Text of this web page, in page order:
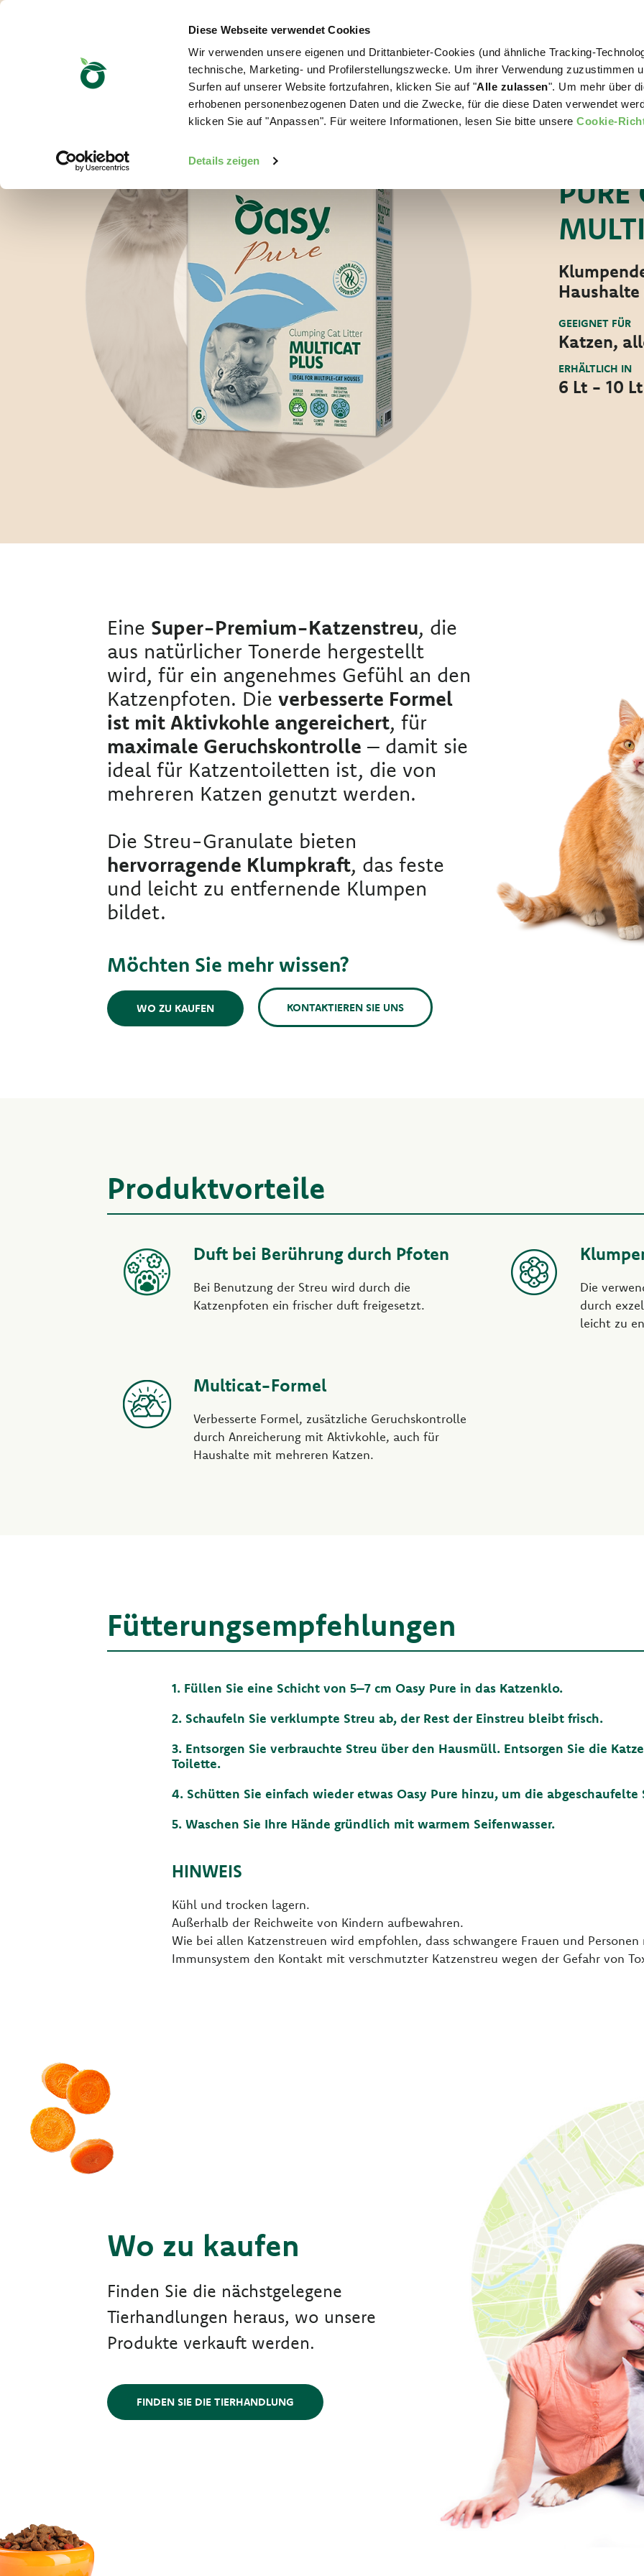
Diese Webseite verwendet Cookies
Wir verwenden unsere eigenen und Drittanbieter-Cookies (und ähnliche Tracking-
technische, Marketing- und Profilerstellungszwecke. Um ihrer Verwendung zuzustimmen
Surfen auf unserer Website fortzufahren, klicken Sie auf "Alle zulassen". Um mehr über
erhobenen personenbezogenen Daten und die Zwecke, für die diese Daten verwendet
klicken Sie auf "Anpassen". Für weitere Informationen, lesen Sie bitte unsereCookie-
Details zeigen
WORLD OF LOVE FÜR IHREN HUND
PURE
GEEIGNET FÜR
Katzen,
ERHÄLTLICH IN
6 Lt - 10 Lt
Eine Super-Premium-Katzenstreu, die
aus natürlicher Tonerde hergestellt
wird, für ein angenehmes Gefühl an den
Katzenpfoten. Dieverbesserte Formel
ist mit Aktivkohle angereichert, für
maximale Geruchskontrolle – damit sie
ideal für Katzentoiletten ist, die von
mehreren Katzen genutzt werden.
Die Streu-Granulate bieten
hervorragende Klumpkraft, das feste
und leicht zu entfernende Klumpen
bildet.
Möchten Sie mehr wissen?
WO ZU KAUFEN KONTAKTIEREN SIE UNS
Produktvorteile
Duft bei Berührung durch Pfoten
Bei Benutzung der Streu wird durch die
Katzenpfoten ein frischer duft freigesetzt.
Die
durch
leicht zu
Multicat-Formel
Verbesserte Formel, zusätzliche Geruchskontrolle
durch Anreicherung mit Aktivkohle, auch für
Haushalte mit mehreren Katzen.
Fütterungsempfehlungen
1. Füllen Sie eine Schicht von 5–7 cm Oasy Pure in das Katzenklo.
2. Schaufeln Sie verklumpte Streu ab, der Rest der Einstreu bleibt frisch.
3. Entsorgen Sie verbrauchte Streu über den Hausmüll. Entsorgen Sie die
Toilette.
4. Schütten Sie einfach wieder etwas Oasy Pure hinzu, um die abgeschaufelte
5. Waschen Sie Ihre Hände gründlich mit warmem Seifenwasser.
HINWEIS
Kühl und trocken lagern.
Außerhalb der Reichweite von Kindern aufbewahren.
Wie bei allen Katzenstreuen wird empfohlen, dass schwangere Frauen und
Immunsystem den Kontakt mit verschmutzter Katzenstreu wegen der Gefahr von
Wo zu kaufen
Finden Sie die nächstgelegene
Tierhandlungen heraus, wo unsere
Produkte verkauft werden.
FINDEN SIE DIE TIERHANDLUNG